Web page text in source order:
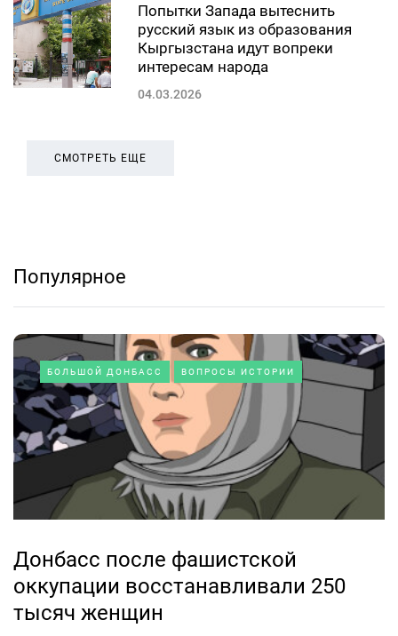
Попытки Запада вытеснить
русский язык из образования
Кыргызстана идут вопреки
интересам народа
04.03.2026
СМОТРЕТЬ ЕЩЕ
Популярное
БОЛЬШОЙ ДОНБАСС ВОПРОСЫ ИСТОРИИ
Донбасс после фашистской
оккупации восстанавливали 250
тысяч женщин